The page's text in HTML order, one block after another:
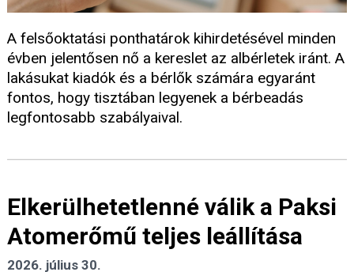
A felsőoktatási ponthatárok kihirdetésével minden
évben jelentősen nő a kereslet az albérletek iránt. A
lakásukat kiadók és a bérlők számára egyaránt
fontos, hogy tisztában legyenek a bérbeadás
legfontosabb szabályaival.
Elkerülhetetlenné válik a Paksi
Atomerőmű teljes leállítása
2026. július 30.